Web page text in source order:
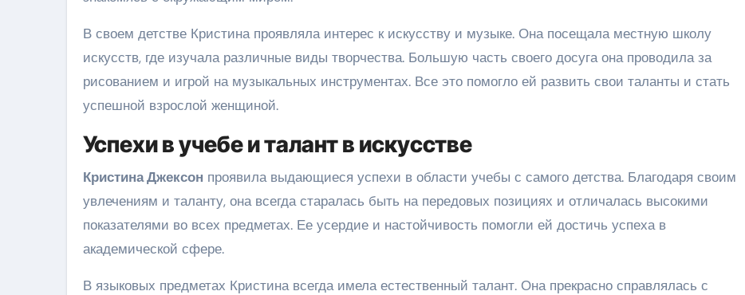
В своем детстве Кристина проявляла интерес к искусству и музыке. Она посещала местную школу
искусств, где изучала различные виды творчества. Большую часть своего досуга она проводила за
рисованием и игрой на музыкальных инструментах. Все это помогло ей развить свои таланты и стать
успешной взрослой женщиной.
Успехи в учебе и талант в искусстве
Кристина Джексон проявила выдающиеся успехи в области учебы с самого детства. Благодаря своим
увлечениям и таланту, она всегда старалась быть на передовых позициях и отличалась высокими
показателями во всех предметах. Ее усердие и настойчивость помогли ей достичь успеха в
академической сфере.
В языковых предметах Кристина всегда имела естественный талант. Она прекрасно справлялась с